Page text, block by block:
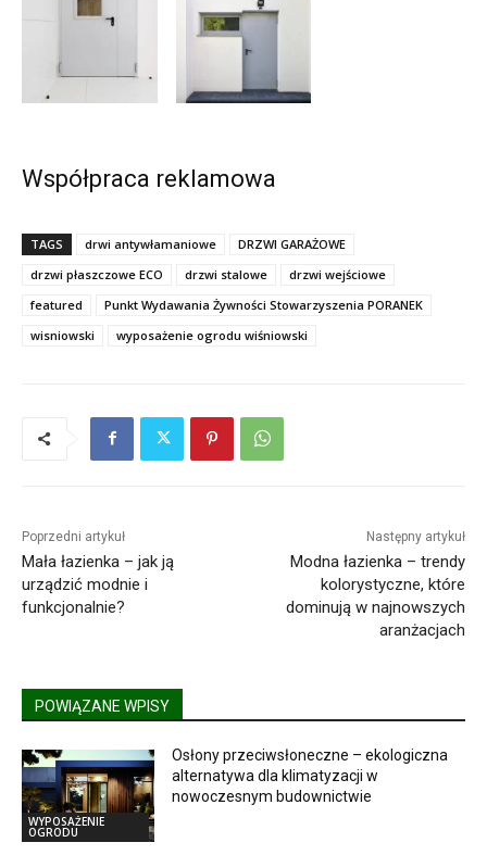
Współpraca reklamowa
TAGS drwi antywłamaniowe
DRZWI GARAŻOWE
drzwi płaszczowe ECO
drzwi stalowe
drzwi wejściowe
featured
Punkt Wydawania Żywności Stowarzyszenia PORANEK
wisniowski
wyposażenie ogrodu wiśniowski
Poprzedni artykuł
Mała łazienka – jak ją
urządzić modnie i
funkcjonalnie?
Następny artykuł
Modna łazienka – trendy
kolorystyczne, które
dominują w najnowszych
aranżacjach
POWIĄZANE WPISY
WYPOSAŻENIE
OGRODU
Osłony przeciwsłoneczne – ekologiczna
alternatywa dla klimatyzacji w
nowoczesnym budownictwie